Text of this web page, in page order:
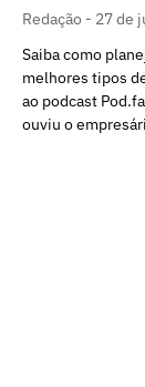
Redação
27 de
Saiba como
melhores tipos
ao podcast
ouviu o